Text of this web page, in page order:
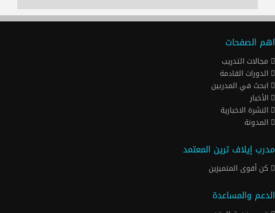
اهم الصفحات
مجالات التدريب
الدورات القادمة
ابحث في المدربين
الأخبار
النشرة الاخبارية
المدونة
مدرب إيلاف ترين المعتمد
كن أقوى المتميزين
الدعم والمساعدة